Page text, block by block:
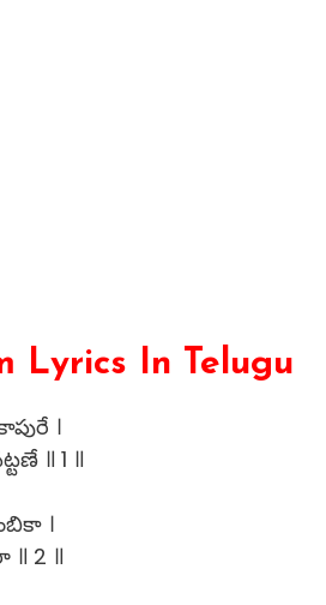
Lyrics In Telugu
।
॥ 1 ॥
।
॥ 2 ॥